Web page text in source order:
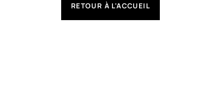
RETOUR À L'ACCUEIL